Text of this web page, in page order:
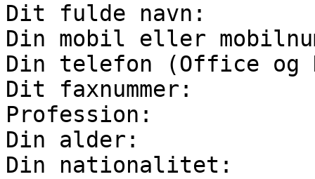
Dit fulde navn:
Din mobil eller
Din telefon (Office og
Dit faxnummer:
Profession:
Din alder:
Din nationalitet: